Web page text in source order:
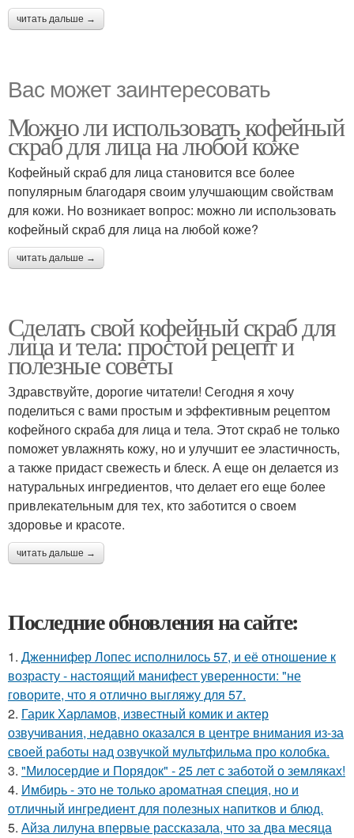
читать дальше →
Вас может заинтересовать
Можно ли использовать кофейный
скраб для лица на любой коже
Кофейный скраб для лица становится все более
популярным благодаря своим улучшающим свойствам
для кожи. Но возникает вопрос: можно ли использовать
кофейный скраб для лица на любой коже?
читать дальше →
Сделать свой кофейный скраб для
лица и тела: простой рецепт и
полезные советы
Здравствуйте, дорогие читатели! Сегодня я хочу
поделиться с вами простым и эффективным рецептом
кофейного скраба для лица и тела. Этот скраб не только
поможет увлажнять кожу, но и улучшит ее эластичность,
а также придаст свежесть и блеск. А еще он делается из
натуральных ингредиентов, что делает его еще более
привлекательным для тех, кто заботится о своем
здоровье и красоте.
читать дальше →
Последние обновления на сайте:
1. Дженнифер Лопес исполнилось 57, и её отношение к
возрасту - настоящий манифест уверенности: "не
говорите, что я отлично выгляжу для 57.
2. Гарик Харламов, известный комик и актер
озвучивания, недавно оказался в центре внимания из-за
своей работы над озвучкой мультфильма про колобка.
3. "Милосердие и Порядок" - 25 лет с заботой о земляках!
4. Имбирь - это не только ароматная специя, но и
отличный ингредиент для полезных напитков и блюд.
5. Айза лилуна впервые рассказала, что за два месяца